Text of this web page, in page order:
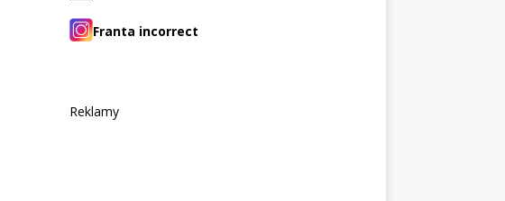
Franta incorrect
Reklamy